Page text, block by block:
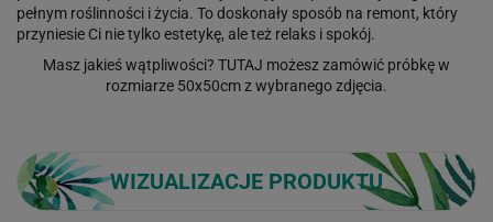
pełnym roślinności i życia. To doskonały sposób na remont, który
przyniesie Ci nie tylko estetykę, ale też relaks i spokój.
Masz jakieś wątpliwości? TUTAJ możesz zamówić próbkę w
rozmiarze 50x50cm z wybranego zdjęcia.
WIZUALIZACJE PRODUKTU